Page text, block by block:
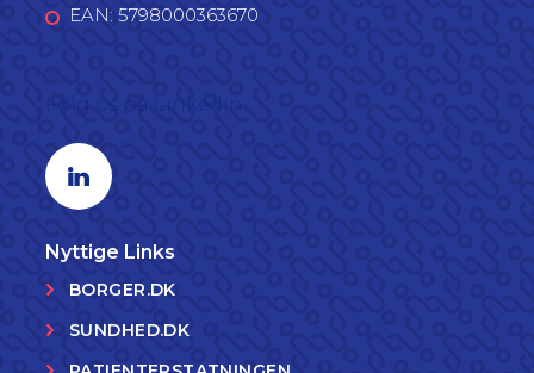
EAN: 5798000363670
Linkedin profil
Nyttige Links
BORGER.DK
SUNDHED.DK